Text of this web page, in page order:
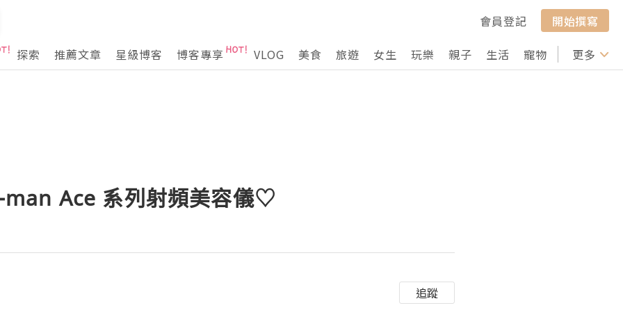
會員登記
開始撰寫
探索
推薦文章 星級博客 博客專享 VLOG 美食 旅遊 女生 玩樂 親子 生活 寵物 行山 打卡
更多
man Ace 系列射頻美容儀♡
追蹤